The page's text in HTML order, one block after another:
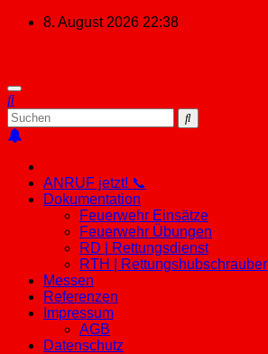
Zum
8. August 2026 22:38
ANRUF jetzt! 📞
Dokumentation
Feuerwehr Einsätze
Feuerwehr Übungen
RD | Rettungsdienst
RTH | Rettungshubschrauber
Messen
Referenzen
Impressum
AGB
Datenschutz